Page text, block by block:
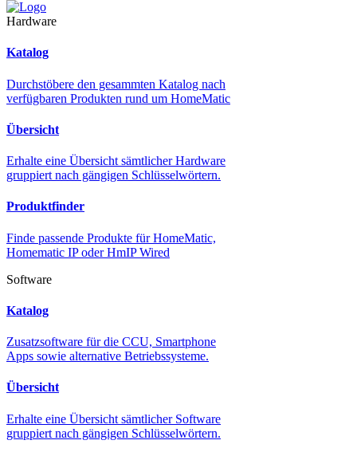
Hardware
Katalog
Durchstöbere den gesammten Katalog nach
verfügbaren Produkten rund um HomeMatic
Übersicht
Erhalte eine Übersicht sämtlicher Hardware
gruppiert nach gängigen Schlüsselwörtern.
Produktfinder
Finde passende Produkte für HomeMatic,
Homematic IP oder HmIP Wired
Software
Katalog
Zusatzsoftware für die CCU, Smartphone
Apps sowie alternative Betriebssysteme.
Übersicht
Erhalte eine Übersicht sämtlicher Software
gruppiert nach gängigen Schlüsselwörtern.